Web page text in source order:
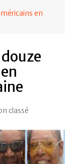
en
classé